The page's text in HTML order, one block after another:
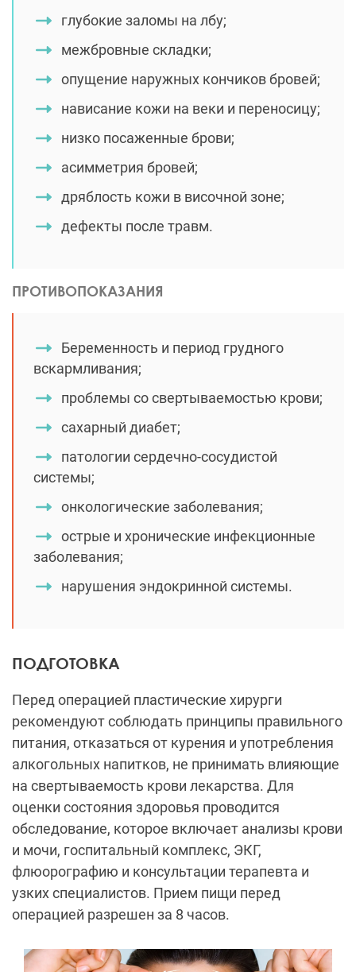
глубокие заломы на лбу;
межбровные складки;
опущение наружных кончиков бровей;
нависание кожи на веки и переносицу;
низко посаженные брови;
асимметрия бровей;
дряблость кожи в височной зоне;
дефекты после травм.
ПРОТИВОПОКАЗАНИЯ
Беременность и период грудного
вскармливания;
проблемы со свертываемостью крови;
сахарный диабет;
патологии сердечно-сосудистой
системы;
онкологические заболевания;
острые и хронические инфекционные
заболевания;
нарушения эндокринной системы.
ПОДГОТОВКА
Перед операцией пластические хирурги
рекомендуют соблюдать принципы правильного
питания, отказаться от курения и употребления
алкогольных напитков, не принимать влияющие
на свертываемость крови лекарства. Для
оценки состояния здоровья проводится
обследование, которое включает анализы крови
и мочи, госпитальный комплекс, ЭКГ,
флюорографию и консультации терапевта и
узких специалистов. Прием пищи перед
операцией разрешен за 8 часов.